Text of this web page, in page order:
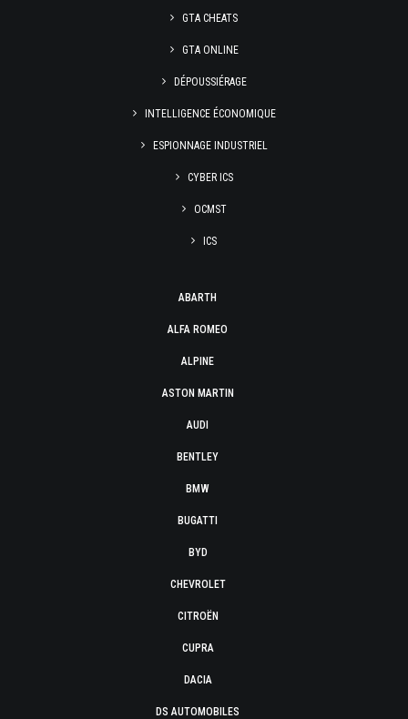
GTA CHEATS
GTA ONLINE
DÉPOUSSIÉRAGE
INTELLIGENCE ÉCONOMIQUE
ESPIONNAGE INDUSTRIEL
CYBER ICS
OCMST
ICS
ABARTH
ALFA ROMEO
ALPINE
ASTON MARTIN
AUDI
BENTLEY
BMW
BUGATTI
BYD
CHEVROLET
CITROËN
CUPRA
DACIA
DS AUTOMOBILES